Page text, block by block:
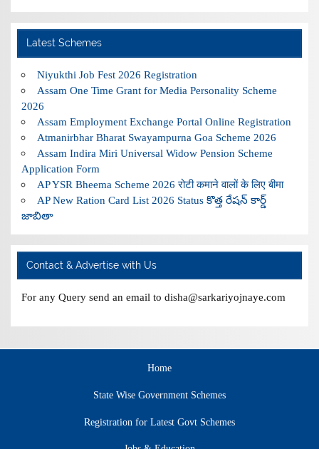
Latest Schemes
Niyukthi Job Fest 2026 Registration
Assam One Time Grant for Media Personality Scheme
2026
Assam Employment Exchange Portal Online Registration
Atmanirbhar Bharat Swayampurna Goa Scheme 2026
Assam Indira Miri Universal Widow Pension Scheme
Application Form
AP YSR Bheema Scheme 2026 रोटी कमाने वालों के लिए बीमा
AP New Ration Card List 2026 Status కొత్త రేషన్ కార్డ్
జాబితా
Contact & Advertise with Us
For any Query send an email to disha@sarkariyojnaye.com
Home
State Wise Government Schemes
Registration for Latest Govt Schemes